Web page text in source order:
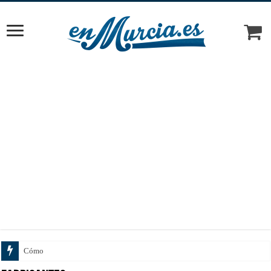
Cómo elegir el tratamiento ideal según tu piel y objetivos